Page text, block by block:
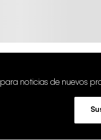
noticias de nuevos